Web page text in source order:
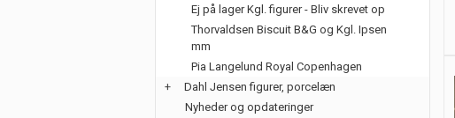
Ej på lager Kgl. figurer - Bliv skrevet op
Thorvaldsen Biscuit B&G og Kgl. Ipsen
mm
Pia Langelund Royal Copenhagen
+
Dahl Jensen figurer, porcelæn
Nyheder og opdateringer